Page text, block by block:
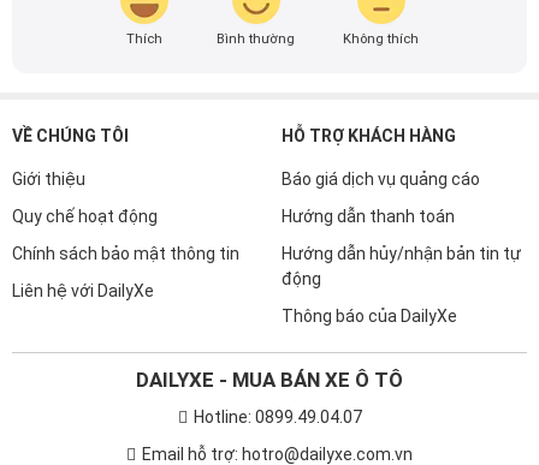
Thích Bình thường Không thích
VỀ CHÚNG TÔI
Giới thiệu
Quy chế hoạt động
Chính sách bảo mật thông tin
Liên hệ với DailyXe
HỖ TRỢ KHÁCH HÀNG
Báo giá dịch vụ quảng cáo
Hướng dẫn thanh toán
Hướng dẫn hủy/nhận bản tin tự
động
Thông báo của DailyXe
DAILYXE - MUA BÁN XE Ô TÔ
Hotline: 0899.49.04.07
Email hỗ trợ: hotro@dailyxe.com.vn